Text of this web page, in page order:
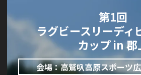
第1回
ラグビースリーディ
カップ in 郡
会場：高鷲叺高原スポーツ